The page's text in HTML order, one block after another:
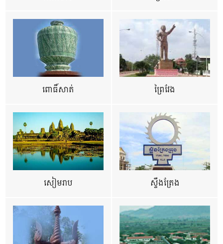
ពោធិ៍សាត់ ព្រៃវែង
សៀមរាប ស្ទឹងត្រែង